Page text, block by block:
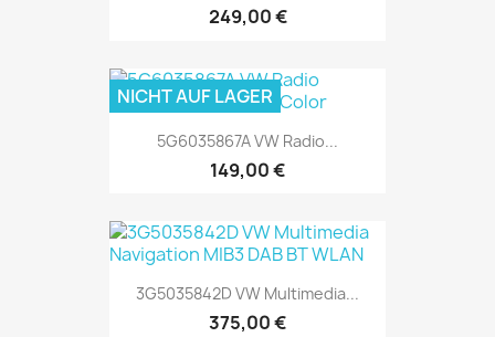
249,00 €
5G6035867A VW Radio...
149,00 €
NICHT AUF LAGER
3G5035842D VW Multimedia...
375,00 €